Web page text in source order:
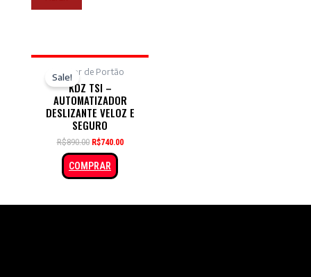
Sale!
Motor de Portão
KDZ TSI –
AUTOMATIZADOR
DESLIZANTE VELOZ E
SEGURO
R$890.00 R$740.00
COMPRAR